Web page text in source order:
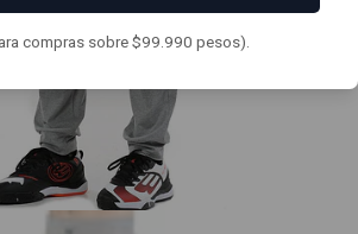
compras sobre $99.990 pesos).